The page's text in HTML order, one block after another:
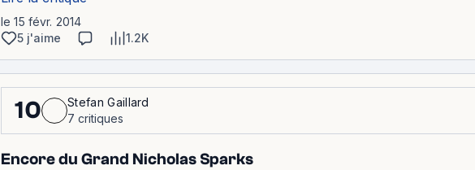
le 15 févr. 2014
5 j'aime
1.2K
10
Stefan Gaillard
7 critiques
Encore du Grand Nicholas Sparks